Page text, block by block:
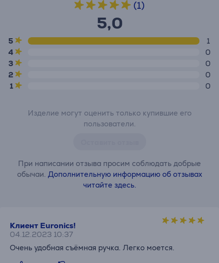
(1)
5,0
5
1
4
0
3
0
2
0
1
0
Изделие могут оценить только купившие его
пользователи.
При написании отзыва просим соблюдать добрые
обычаи. Дополнительную информацию об отзывах
читайте здесь.
Клиент Euronics!
04.12.2023 10:37
Очень удобная съёмная ручка. Легко моется.